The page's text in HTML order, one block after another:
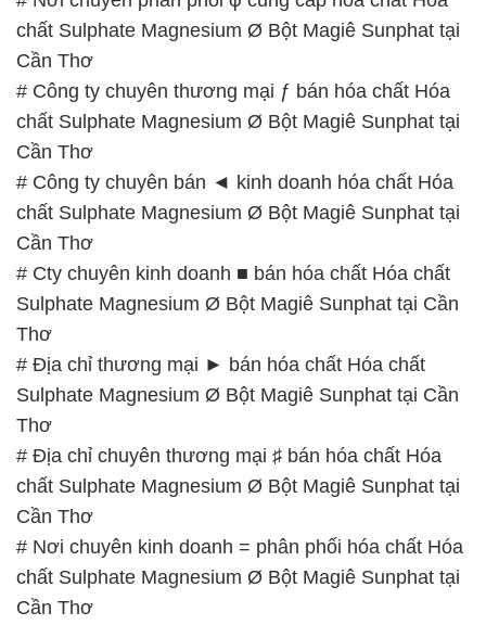
chất Sulphate Magnesium Ø Bột Magiê Sunphat tại
Cần Thơ
# Công ty chuyên thương mại ƒ bán hóa chất Hóa
chất Sulphate Magnesium Ø Bột Magiê Sunphat tại
Cần Thơ
# Công ty chuyên bán ◄ kinh doanh hóa chất Hóa
chất Sulphate Magnesium Ø Bột Magiê Sunphat tại
Cần Thơ
# Cty chuyên kinh doanh ■ bán hóa chất Hóa chất
Sulphate Magnesium Ø Bột Magiê Sunphat tại Cần
Thơ
# Địa chỉ thương mại ► bán hóa chất Hóa chất
Sulphate Magnesium Ø Bột Magiê Sunphat tại Cần
Thơ
# Địa chỉ chuyên thương mại ♯ bán hóa chất Hóa
chất Sulphate Magnesium Ø Bột Magiê Sunphat tại
Cần Thơ
# Nơi chuyên kinh doanh = phân phối hóa chất Hóa
chất Sulphate Magnesium Ø Bột Magiê Sunphat tại
Cần Thơ